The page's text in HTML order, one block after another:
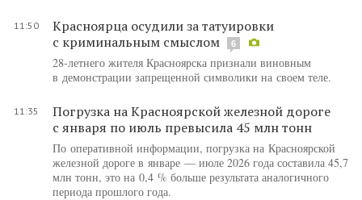
11:50
Красноярца осудили за татуировки
с криминальным смыслом
6
28-летнего жителя Красноярска признали виновным
в демонстрации запрещенной символики на своем теле.
11:35
Погрузка на Красноярской железной дороге
с января по июль превысила 45 млн тонн
По оперативной информации, погрузка на Красноярской
железной дороге в январе — июле 2026 года составила 45,7
млн тонн, это на 0,4 % больше результата аналогичного
периода прошлого года.